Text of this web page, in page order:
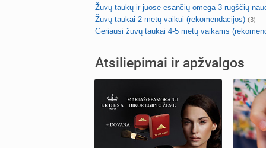
Žuvų taukų ir juose esančių omega-3 rūgščių
Žuvų taukai 2 metų vaikui (rekomendacijos) (3)
Geriausi žuvų taukai 4-5 metų vaikams
Atsiliepimai ir apžvalgos